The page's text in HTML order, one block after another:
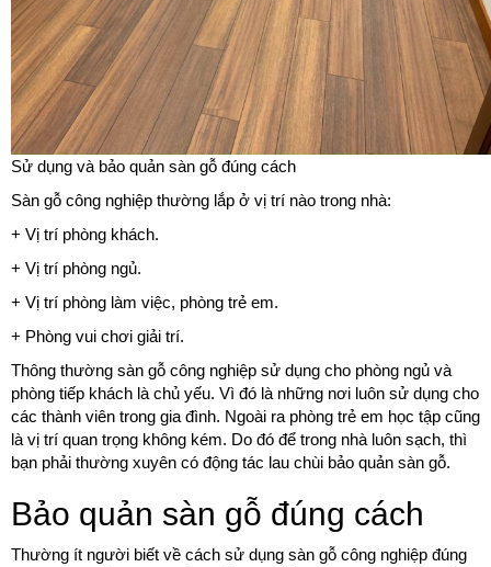
Sử dụng và bảo quản sàn gỗ đúng cách
Sàn gỗ công nghiệp thường lắp ở vị trí nào trong nhà:
+ Vị trí phòng khách.
+ Vị trí phòng ngủ.
+ Vị trí phòng làm việc, phòng trẻ em.
+ Phòng vui chơi giải trí.
Thông thường sàn gỗ công nghiệp sử dụng cho phòng ngủ và
phòng tiếp khách là chủ yếu. Vì đó là những nơi luôn sử dụng cho
các thành viên trong gia đình. Ngoài ra phòng trẻ em học tập cũng
là vị trí quan trọng không kém. Do đó để trong nhà luôn sạch, thì
bạn phải thường xuyên có động tác lau chùi bảo quản sàn gỗ.
Bảo quản sàn gỗ đúng cách
Thường ít người biết về cách sử dụng sàn gỗ công nghiệp đúng